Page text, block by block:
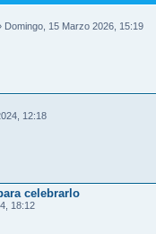
Domingo, 15 Marzo 2026, 15:19
12:18
celebrarlo
18:12